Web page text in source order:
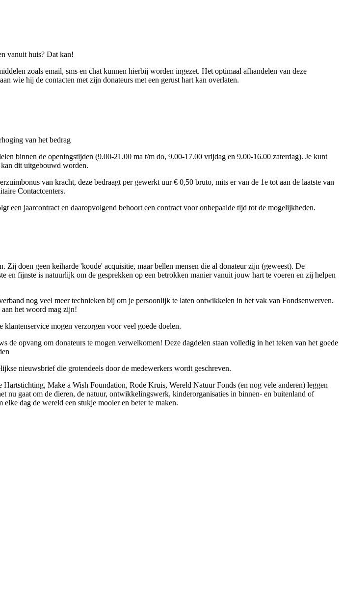
vanuit huis? Dat kan!
zoals email, sms en chat kunnen hierbij worden ingezet. Het optimaal afhandelen van deze
wie hij de contacten met zijn donateurs met een gerust hart kan overlaten.
van het bedrag
binnen de openingstijden (9.00-21.00 ma t/m do, 9.00-17.00 vrijdag en 9.00-16.00 zaterdag). Je kunt
dit uitgebouwd worden.
van kracht, deze bedraagt per gewerkt uur € 0,50 bruto, mits er van de 1e tot aan de laatste van
Contactcenters.
een jaarcontract en daaropvolgend behoort een contract voor onbepaalde tijd tot de mogelijkheden.
doen geen keiharde 'koude' acquisitie, maar bellen mensen die al donateur zijn (geweest). De
en fijnste is natuurlijk om de gesprekken op een betrokken manier vanuit jouw hart te voeren en zij helpen
nog veel meer technieken bij om je persoonlijk te laten ontwikkelen in het vak van Fondsenwerven.
aan het woord mag zijn!
mogen verzorgen voor veel goede doelen.
de opvang om donateurs te mogen verwelkomen! Deze dagdelen staan volledig in het teken van het goede
nieuwsbrief die grotendeels door de medewerkers wordt geschreven.
Make a Wish Foundation, Rode Kruis, Wereld Natuur Fonds (en nog vele anderen) leggen
nu gaat om de dieren, de natuur, ontwikkelingswerk, kinderorganisaties in binnen- en buitenland of
dag de wereld een stukje mooier en beter te maken.